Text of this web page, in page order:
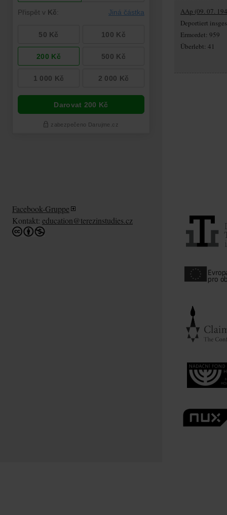
AAp (09. 07.
Deportiert
Ermordet: 959
Überlebt: 41
Facebook-Gruppe
Kontakt: education@terezinstudies.cz